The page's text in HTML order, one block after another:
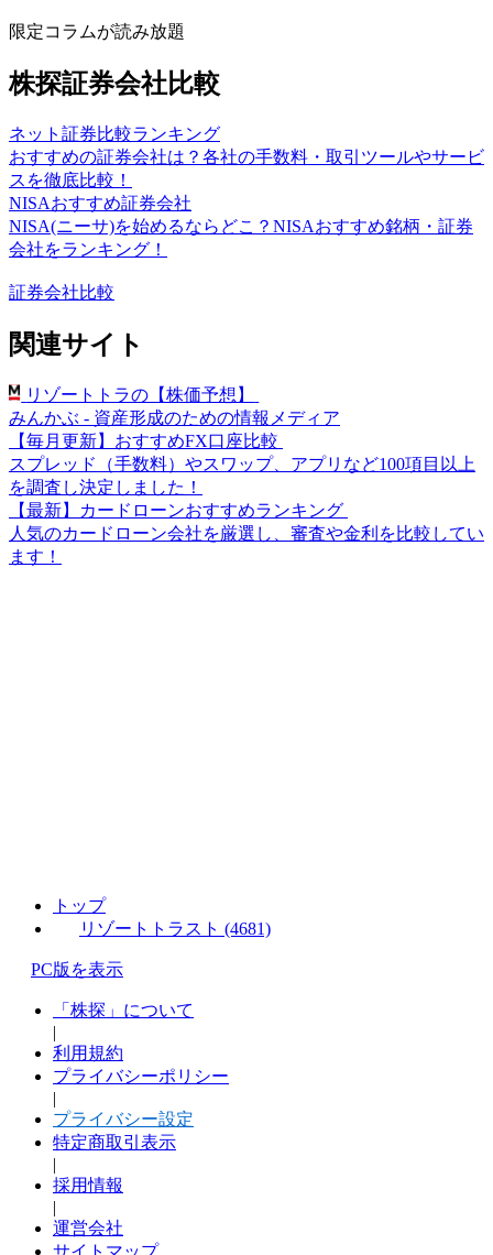
限定コラムが読み放題
株探証券会社比較
ネット証券比較ランキング
おすすめの証券会社は？各社の手数料・取引ツールやサービ
スを徹底比較！
NISAおすすめ証券会社
NISA(ニーサ)を始めるならどこ？NISAおすすめ銘柄・証券
会社をランキング！
証券会社比較
関連サイト
リゾートトラの【株価予想】
みんかぶ - 資産形成のための情報メディア
【毎月更新】おすすめFX口座比較
スプレッド（手数料）やスワップ、アプリなど100項目以上
を調査し決定しました！
【最新】カードローンおすすめランキング
人気のカードローン会社を厳選し、審査や金利を比較してい
ます！
トップ
リゾートトラスト (4681)
PC版を表示
「株探」について
|
利用規約
プライバシーポリシー
|
プライバシー設定
特定商取引表示
|
採用情報
|
運営会社